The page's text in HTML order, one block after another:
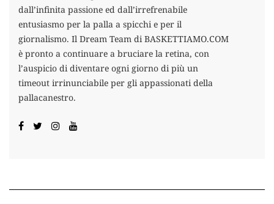
dall’infinita passione ed dall’irrefrenabile
entusiasmo per la palla a spicchi e per il
giornalismo. Il Dream Team di BASKETTIAMO.COM
è pronto a continuare a bruciare la retina, con
l’auspicio di diventare ogni giorno di più un
timeout irrinunciabile per gli appassionati della
pallacanestro.